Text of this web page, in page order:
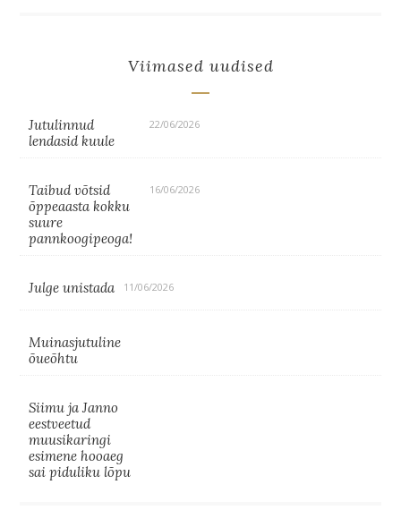
Viimased uudised
Jutulinnud
lendasid kuule
22/06/2026
Taibud võtsid
õppeaasta kokku
suure
pannkoogipeoga!
16/06/2026
Julge unistada 11/06/2026
Muinasjutuline
õueõhtu
Siimu ja Janno
eestveetud
muusikaringi
esimene hooaeg
sai piduliku lõpu